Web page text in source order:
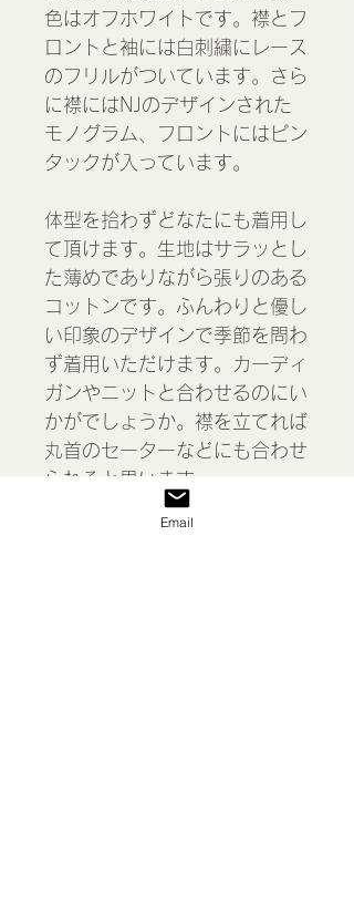
色はオフホワイトです。襟とフ
ロントと袖には白刺繍にレース
のフリルがついています。さら
に襟にはNJのデザインされた
モノグラム、フロントにはピン
タックが入っています。
体型を拾わずどなたにも着用し
て頂けます。生地はサラッとし
た薄めでありながら張りのある
コットンです。ふんわりと優し
い印象のデザインで季節を問わ
ず着用いただけます。カーディ
ガンやニットと合わせるのにい
かがでしょうか。襟を立てれば
丸首のセーターなどにも合わせ
られると思います。
Email